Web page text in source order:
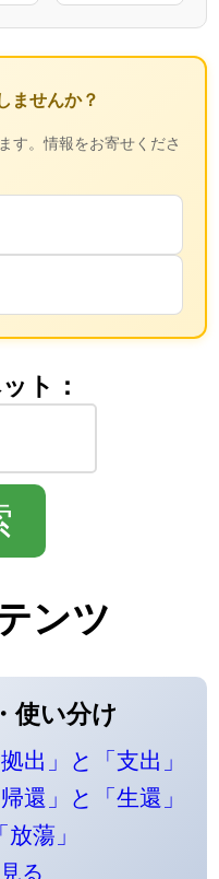
ませんか？
す。情報をお寄せくださ
ト：
ンツ
使い分け
拠出」と「支出」
帰還」と「生還」
蕩」
る